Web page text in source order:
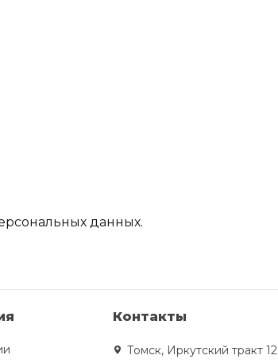
данных.
Контакты
Томск, Иркутский тракт 12